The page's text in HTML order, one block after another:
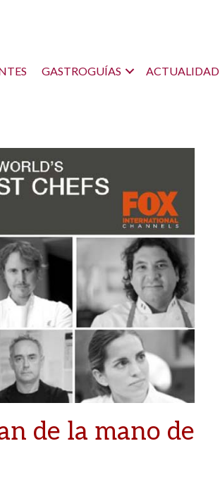
GASTROGUÍAS ACTUALIDAD
de la mano de